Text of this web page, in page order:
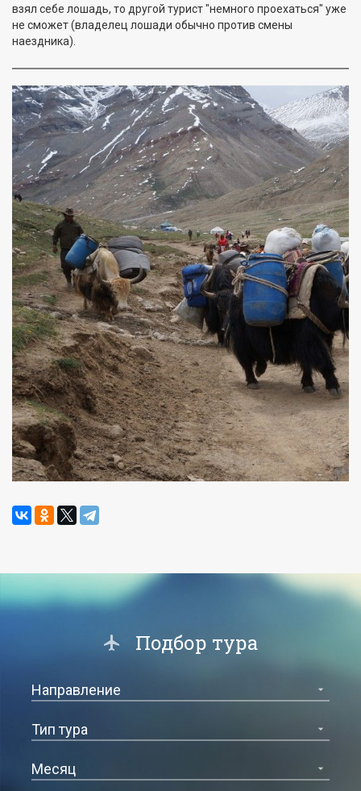
взял себе лошадь, то другой турист "немного проехаться" уже
не сможет (владелец лошади обычно против смены
наездника).
Подбор тура